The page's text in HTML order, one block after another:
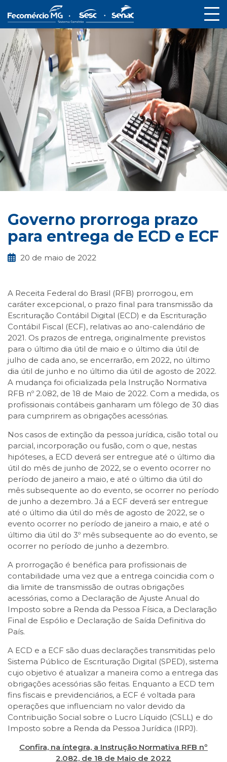
Governo prorroga prazo
para entrega de ECD e ECF
20 de maio de 2022
A Receita Federal do Brasil (RFB) prorrogou, em
caráter excepcional, o prazo final para transmissão da
Escrituração Contábil Digital (ECD) e da Escrituração
Contábil Fiscal (ECF), relativas ao ano-calendário de
2021. Os prazos de entrega, originalmente previstos
para o último dia útil de maio e o último dia útil de
julho de cada ano, se encerrarão, em 2022, no último
dia útil de junho e no último dia útil de agosto de 2022.
A mudança foi oficializada pela Instrução Normativa
RFB nº 2.082, de 18 de Maio de 2022. Com a medida, os
profissionais contábeis ganharam um fôlego de 30 dias
para cumprirem as obrigações acessórias.
Nos casos de extinção da pessoa jurídica, cisão total ou
parcial, incorporação ou fusão, com o que, nestas
hipóteses, a ECD deverá ser entregue até o último dia
útil do mês de junho de 2022, se o evento ocorrer no
período de janeiro a maio, e até o último dia útil do
mês subsequente ao do evento, se ocorrer no período
de junho a dezembro. Já a ECF deverá ser entregue
até o último dia útil do mês de agosto de 2022, se o
evento ocorrer no período de janeiro a maio, e até o
último dia útil do 3º mês subsequente ao do evento, se
ocorrer no período de junho a dezembro.
A prorrogação é benéfica para profissionais de
contabilidade uma vez que a entrega coincidia com o
dia limite de transmissão de outras obrigações
acessórias, como a Declaração de Ajuste Anual do
Imposto sobre a Renda da Pessoa Física, a Declaração
Final de Espólio e Declaração de Saída Definitiva do
País.
A ECD e a ECF são duas declarações transmitidas pelo
Sistema Público de Escrituração Digital (SPED), sistema
cujo objetivo é atualizar a maneira como a entrega das
obrigações acessórias são feitas. Enquanto a ECD tem
fins fiscais e previdenciários, a ECF é voltada para
operações que influenciam no valor devido da
Contribuição Social sobre o Lucro Líquido (CSLL) e do
Imposto sobre a Renda da Pessoa Jurídica (IRPJ).
Confira, na íntegra, a Instrução Normativa RFB nº
2.082, de 18 de Maio de 2022